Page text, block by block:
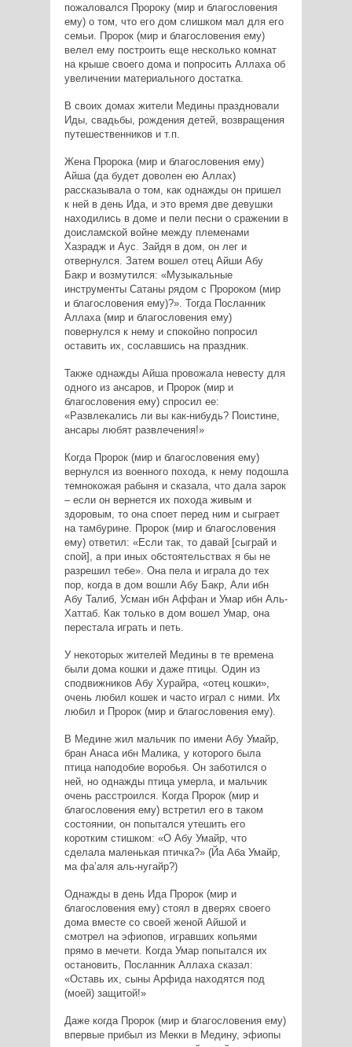
пожаловался Пророку (мир и благословения
ему) о том, что его дом слишком мал для его
семьи. Пророк (мир и благословения ему)
велел ему построить еще несколько комнат
на крыше своего дома и попросить Аллаха об
увеличении материального достатка.
В своих домах жители Медины праздновали
Иды, свадьбы, рождения детей, возвращения
путешественников и т.п.
Жена Пророка (мир и благословения ему)
Айша (да будет доволен ею Аллах)
рассказывала о том, как однажды он пришел
к ней в день Ида, и это время две девушки
находились в доме и пели песни о сражении в
доисламской войне между племенами
Хазрадж и Аус. Зайдя в дом, он лег и
отвернулся. Затем вошел отец Айши Абу
Бакр и возмутился: «Музыкальные
инструменты Сатаны рядом с Пророком (мир
и благословения ему)?». Тогда Посланник
Аллаха (мир и благословения ему)
повернулся к нему и спокойно попросил
оставить их, сославшись на праздник.
Также однажды Айша провожала невесту для
одного из ансаров, и Пророк (мир и
благословения ему) спросил ее:
«Развлекались ли вы как-нибудь? Поистине,
ансары любят развлечения!»
Когда Пророк (мир и благословения ему)
вернулся из военного похода, к нему подошла
темнокожая рабыня и сказала, что дала зарок
– если он вернется их похода живым и
здоровым, то она споет перед ним и сыграет
на тамбурине. Пророк (мир и благословения
ему) ответил: «Если так, то давай [сыграй и
спой], а при иных обстоятельствах я бы не
разрешил тебе». Она пела и играла до тех
пор, когда в дом вошли Абу Бакр, Али ибн
Абу Талиб, Усман ибн Аффан и Умар ибн Аль-
Хаттаб. Как только в дом вошел Умар, она
перестала играть и петь.
У некоторых жителей Медины в те времена
были дома кошки и даже птицы. Один из
сподвижников Абу Хурайра, «отец кошки»,
очень любил кошек и часто играл с ними. Их
любил и Пророк (мир и благословения ему).
В Медине жил мальчик по имени Абу Умайр,
бран Анаса ибн Малика, у которого была
птица наподобие воробья. Он заботился о
ней, но однажды птица умерла, и мальчик
очень расстроился. Когда Пророк (мир и
благословения ему) встретил его в таком
состоянии, он попытался утешить его
коротким стишком: «О Абу Умайр, что
сделала маленькая птичка?» (Йа Аба Умайр,
ма фа’аля аль-нугайр?)
Однажды в день Ида Пророк (мир и
благословения ему) стоял в дверях своего
дома вместе со своей женой Айшой и
смотрел на эфиопов, игравших копьями
прямо в мечети. Когда Умар попытался их
остановить, Посланник Аллаха сказал:
«Оставь их, сыны Арфида находятся под
(моей) защитой!»
Даже когда Пророк (мир и благословения ему)
впервые прибыл из Мекки в Медину, эфиопы